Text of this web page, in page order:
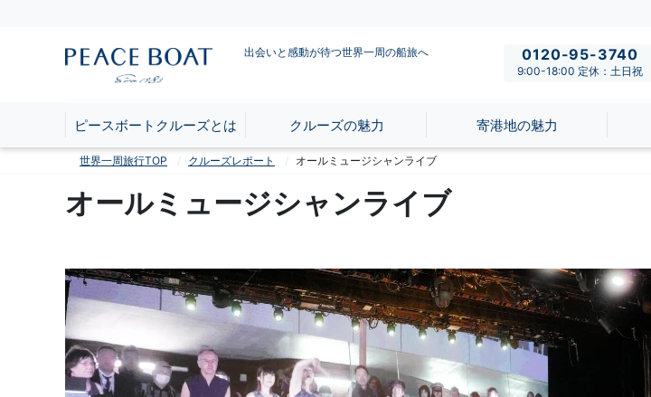
出会いと感動が待つ世界一周の船旅へ 0120-95-3740
9:00-18:00 定休：土日祝
ピースボートクルーズとは クルーズの魅力 寄港地の魅力
世界一周旅行TOP クルーズレポート オールミュージシャンライブ
オールミュージシャンライブ